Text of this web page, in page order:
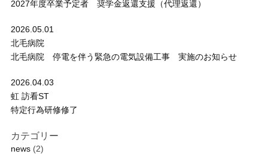
2027年度卒業予定者 奨学金返還支援（代理返還）
2026.05.01
北毛病院
北毛病院 停電を伴う緊急の電気設備工事 実施のお知らせ
2026.04.03
虹 訪看ST
特定行為研修修了
カテゴリー
news(2)